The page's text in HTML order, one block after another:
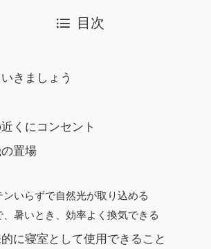
目次
きましょう
くにコンセント
置場
いらずで自然光が取り込める
暑いとき、効率よく換気できる
に寝室として使用できること